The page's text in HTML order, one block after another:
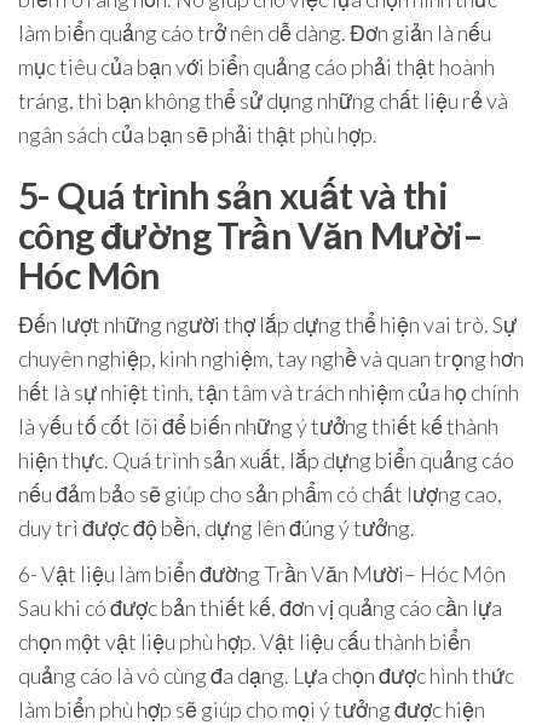
làm biển quảng cáo trở nên dễ dàng. Đơn giản là nếu
mục tiêu của bạn với biển quảng cáo phải thật hoành
tráng, thì bạn không thể sử dụng những chất liệu rẻ và
ngân sách của bạn sẽ phải thật phù hợp.
5- Quá trình sản xuất và thi
công đường Trần Văn Mười–
Hóc Môn
Đến lượt những người thợ lắp dựng thể hiện vai trò. Sự
chuyên nghiệp, kinh nghiệm, tay nghề và quan trọng hơn
hết là sự nhiệt tình, tận tâm và trách nhiệm của họ chính
là yếu tố cốt lõi để biến những ý tưởng thiết kế thành
hiện thực. Quá trình sản xuất, lắp dựng biển quảng cáo
nếu đảm bảo sẽ giúp cho sản phẩm có chất lượng cao,
duy trì được độ bền, dựng lên đúng ý tưởng.
6- Vật liệu làm biển đường Trần Văn Mười– Hóc Môn
Sau khi có được bản thiết kế, đơn vị quảng cáo cần lựa
chọn một vật liệu phù hợp. Vật liệu cấu thành biển
quảng cáo là vô cùng đa dạng. Lựa chọn được hình thức
làm biển phù hợp sẽ giúp cho mọi ý tưởng được hiện